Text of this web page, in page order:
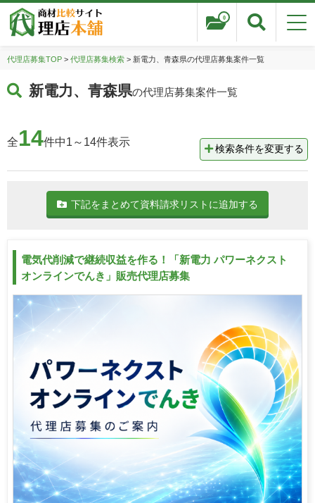
0
代理店募集TOP> 代理店募集検索> 新電力、青森県の代理店募集案件一覧
新電力、青森県の代理店募集案件一覧
全14件中1～14件表示
検索条件を変更する
下記をまとめて資料請求リストに追加する
電気代削減で継続収益を作る！「新電力 パワーネクスト
オンラインでんき」販売代理店募集